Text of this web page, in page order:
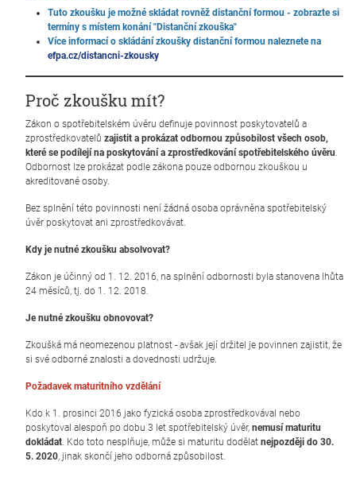
Tuto zkoušku je možné skládat rovněž distanční formou - zobrazte si
termíny s místem konání "Distanční zkouška"
Více informací o skládání zkoušky distanční formou naleznete na
efpa.cz/distancni-zkousky
Proč zkoušku mít?
Zákon o spotřebitelském úvěru definuje povinnost poskytovatelů a
zprostředkovatelů zajistit a prokázat odbornou způsobilost všech osob,
které se podílejí na poskytování a zprostředkování spotřebitelského úvěru.
Odbornost lze prokázat podle zákona pouze odbornou zkouškou u
akreditované osoby.
Bez splnění této povinnosti není žádná osoba oprávněna spotřebitelský
úvěr poskytovat ani zprostředkovávat.
Kdy je nutné zkoušku absolvovat?
Zákon je účinný od 1. 12. 2016, na splnění odbornosti byla stanovena lhůta
24 měsíců, tj. do 1. 12. 2018.
Je nutné zkoušku obnovovat?
Zkoušká má neomezenou platnost - avšak její držitel je povinnen zajistit, že
si své odborné znalosti a dovednosti udržuje.
Požadavek maturitního vzdělání
Kdo k 1. prosinci 2016 jako fyzická osoba zprostředkovával nebo
poskytoval alespoň po dobu 3 let spotřebitelský úvěr, nemusí maturitu
dokládat. Kdo toto nesplňuje, může si maturitu dodělat nejpozději do 30.
5. 2020, jinak skončí jeho odborná způsobilost.